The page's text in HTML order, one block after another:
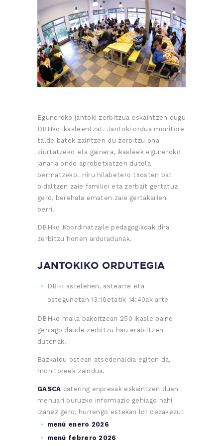
Eguneroko jantoki zerbitzua eskaintzen dugu
DBHko ikasleentzat. Jantoki ordua monitore
talde batek zaintzen du zerbitzu ona
ziurtatzeko eta gainera, ikasleek eguneroko
janaria ondo aprobetxatzen dutela
bermatzeko. Hiru hilabetero txosten bat
bidaltzen zaie familiei eta zerbait gertatuz
gero, berehala ematen zaie gertakarien
berri.
DBHko Koordinatzaile pedagogikoak dira
zerbitzu honen arduradunak.
JANTOKIKO ORDUTEGIA
DBH: astelehen, astearte eta
ostegunetan 13:10etatik 14:40ak arte
DBHko maila bakoitzean 250 ikasle baino
gehiago daude zerbitzu hau erabiltzen
dutenak.
Bazkaldu ostean atsedenaldia egiten da,
monitoreek zaindua.
GASCA catering enpresak eskaintzen duen
menuari buruzko informazio gehiago nahi
izanez gero, hurrengo estekan lor dezakezu:
menú enero 2026
menú febrero 2026